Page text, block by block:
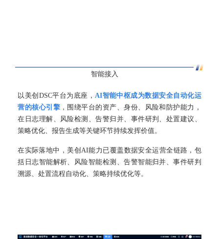
智能接入
以美创DSC平台为底座， AI智能中枢成为数据安全自动化运
营的核心引擎 ，围绕平台的资产、身份、风险和防护能力，
在日志理解、风险检测、告警归并、事件研判、处置建议、
策略优化、报告生成等关键环节持续发挥价值。
在实际落地中，美创AI能力已覆盖数据安全运营全链路，包
括日志智能解析、风险智能检测、告警智能归并、事件研判
溯源、处置流程自动化、策略持续优化等。